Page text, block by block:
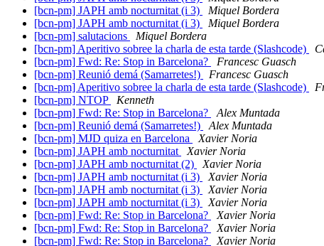
[bcn-pm] JAPH amb nocturnitat (i 3)
Miquel Bordera
[bcn-pm] JAPH amb nocturnitat (i 3)
Miquel Bordera
[bcn-pm] salutacions
Miquel Bordera
[bcn-pm] Aperitivo sobree la charla de esta tarde (Slashcode)
[bcn-pm] Fwd: Re: Stop in Barcelona?
Francesc Guasch
[bcn-pm] Reunió demá (Samarretes!)
Francesc Guasch
[bcn-pm] Aperitivo sobree la charla de esta tarde (Slashcode)
[bcn-pm] NTOP
Kenneth
[bcn-pm] Fwd: Re: Stop in Barcelona?
Alex Muntada
[bcn-pm] Reunió demá (Samarretes!)
Alex Muntada
[bcn-pm] MJD quiza en Barcelona
Xavier Noria
[bcn-pm] JAPH amb nocturnitat
Xavier Noria
[bcn-pm] JAPH amb nocturnitat (2)
Xavier Noria
[bcn-pm] JAPH amb nocturnitat (i 3)
Xavier Noria
[bcn-pm] JAPH amb nocturnitat (i 3)
Xavier Noria
[bcn-pm] JAPH amb nocturnitat (i 3)
Xavier Noria
[bcn-pm] Fwd: Re: Stop in Barcelona?
Xavier Noria
[bcn-pm] Fwd: Re: Stop in Barcelona?
Xavier Noria
[bcn-pm] Fwd: Re: Stop in Barcelona?
Xavier Noria